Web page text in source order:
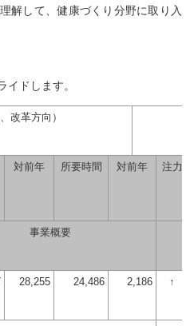
解して、健康づくり分野に取り入
ドします。
改革方向）
対前年 所要時間 対前年 注力
事業概要
28,255 24,486 2,186 ↑